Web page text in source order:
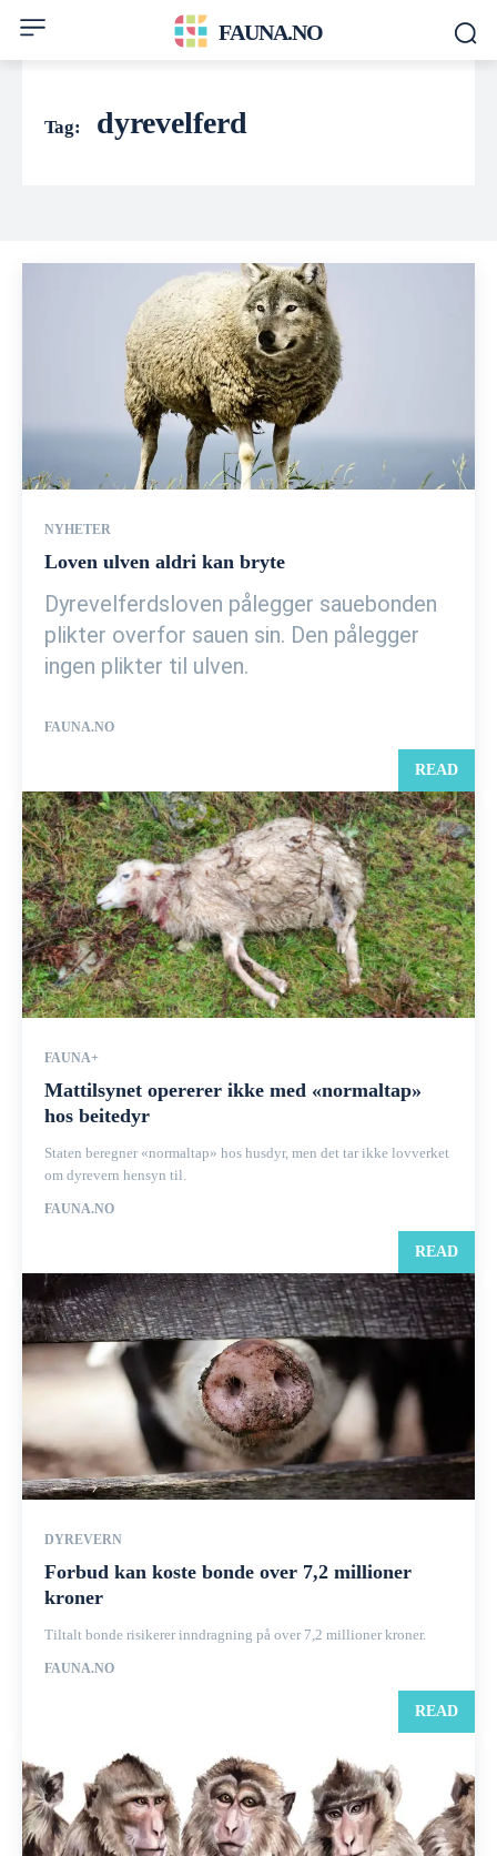
FAUNA.NO
Tag: dyrevelferd
NYHETER
Loven ulven aldri kan bryte
Dyrevelferdsloven pålegger sauebonden
plikter overfor sauen sin. Den pålegger
ingen plikter til ulven.
FAUNA.NO
READ
FAUNA+
Mattilsynet opererer ikke med «normaltap»
hos beitedyr
Staten beregner «normaltap» hos husdyr, men det tar ikke lovverket
om dyrevern hensyn til.
FAUNA.NO
READ
DYREVERN
Forbud kan koste bonde over 7,2 millioner
kroner
Tiltalt bonde risikerer inndragning på over 7,2 millioner kroner.
FAUNA.NO
READ